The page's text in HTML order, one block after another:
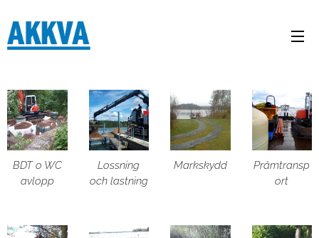
BDT o WC
avlopp
Lossning
och lastning
Markskydd
Pråmtransp
ort